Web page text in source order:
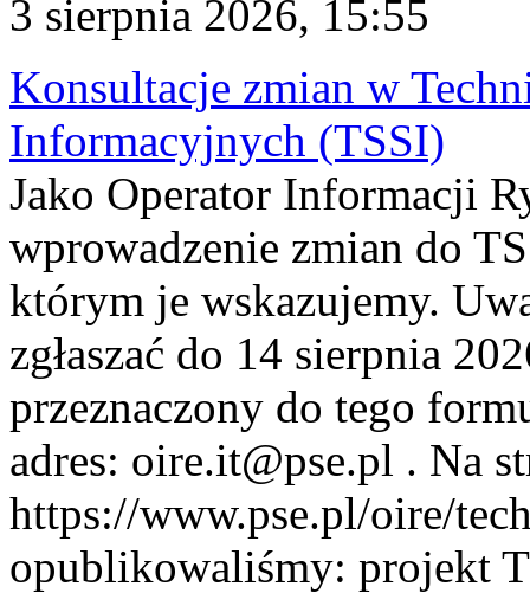
3 sierpnia 2026, 15:55
Konsultacje zmian w
Informacyjnych (TSSI)
Jako Operator Informacji
wprowadzenie zmian do
którym je wskazujemy.
zgłaszać do 14 sierpnia
przeznaczony do tego
adres: oire.it@pse.pl . Na
https://www.pse.pl/oire/
opublikowaliśmy: projekt